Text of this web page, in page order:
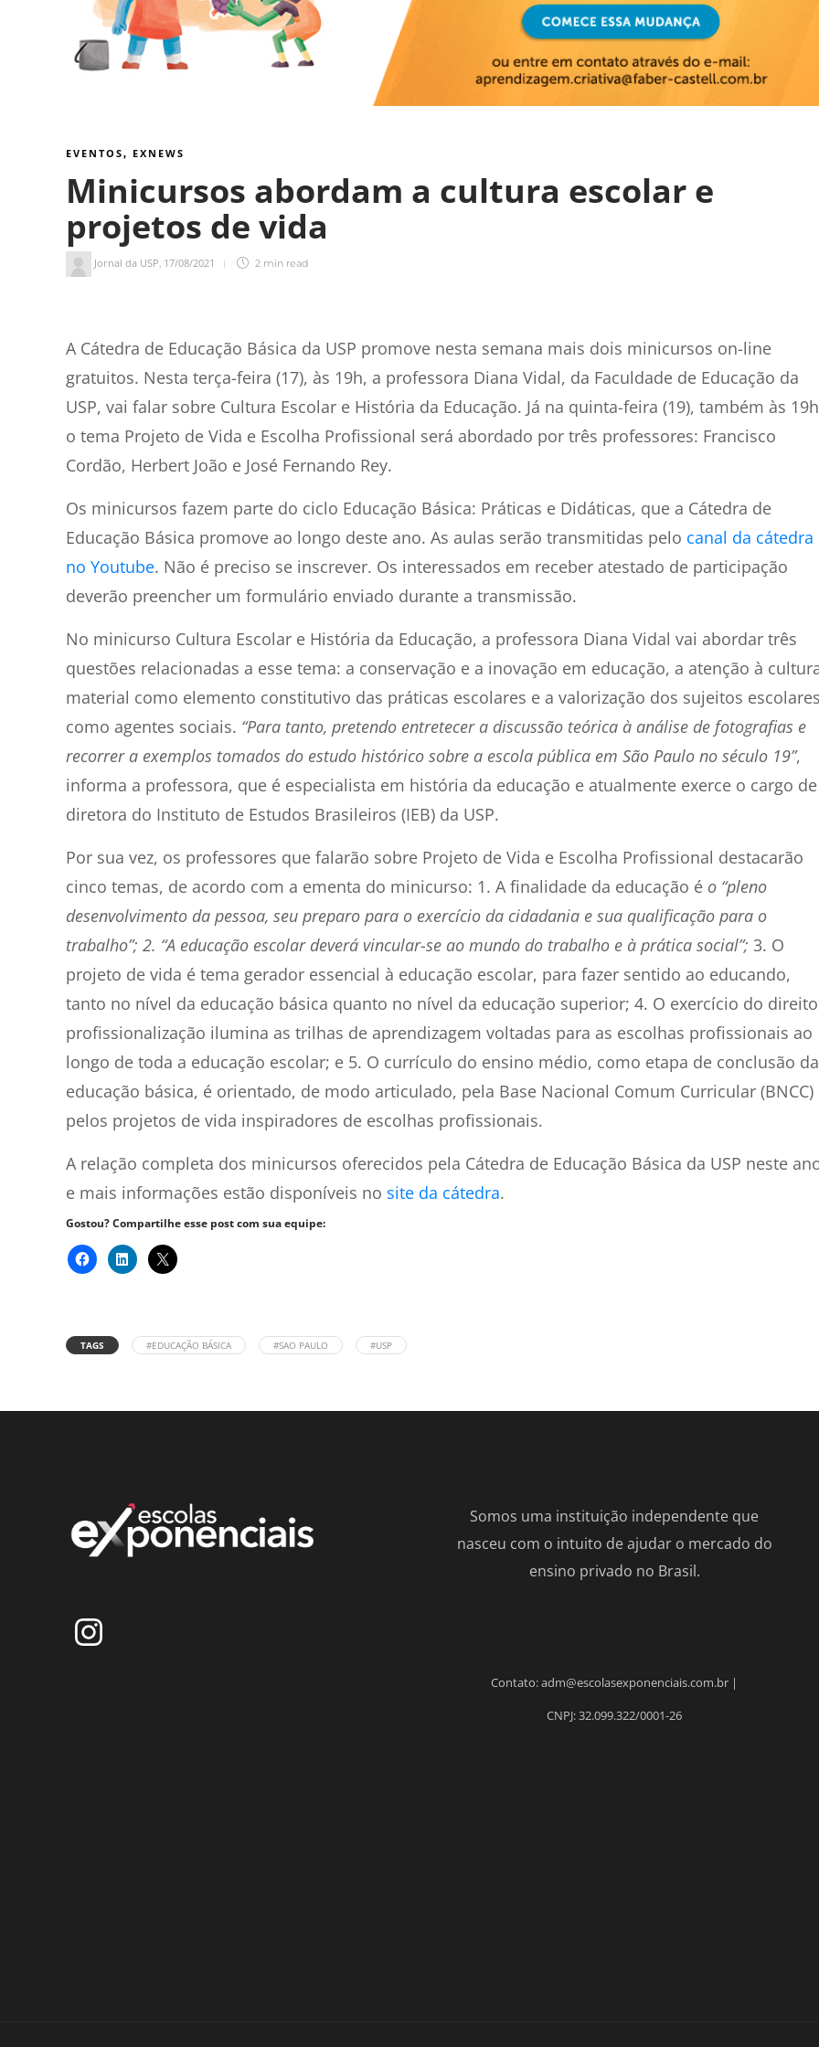
EVENTOS, EXNEWS
Minicursos abordam a cultura escolar e
projetos de vida
Jornal da USP 17/08/2021 2 min read
A Cátedra de Educação Básica da USP promove nesta semana mais dois minicursos on-line
gratuitos. Nesta terça-feira (17), às 19h, a professora Diana Vidal, da Faculdade de Educação da
USP, vai falar sobre Cultura Escolar e História da Educação. Já na quinta-feira (19), também às
o tema Projeto de Vida e Escolha Profissional será abordado por três professores: Francisco
Cordão, Herbert João e José Fernando Rey.
Os minicursos fazem parte do ciclo Educação Básica: Práticas e Didáticas, que a Cátedra de
Educação Básica promove ao longo deste ano. As aulas serão transmitidas pelo canal da cátedra
no Youtube. Não é preciso se inscrever. Os interessados em receber atestado de participação
deverão preencher um formulário enviado durante a transmissão.
No minicurso Cultura Escolar e História da Educação, a professora Diana Vidal vai abordar três
questões relacionadas a esse tema: a conservação e a inovação em educação, a atenção à
material como elemento constitutivo das práticas escolares e a valorização dos sujeitos escolares
como agentes sociais. “Para tanto, pretendo entretecer a discussão teórica à análise de fotografias e
recorrer a exemplos tomados do estudo histórico sobre a escola pública em São Paulo no século 19”,
informa a professora, que é especialista em história da educação e atualmente exerce o cargo de
diretora do Instituto de Estudos Brasileiros (IEB) da USP.
Por sua vez, os professores que falarão sobre Projeto de Vida e Escolha Profissional destacarão
cinco temas, de acordo com a ementa do minicurso: 1. A finalidade da educação é o “pleno
desenvolvimento da pessoa, seu preparo para o exercício da cidadania e sua qualificação para o
trabalho”; 2. “A educação escolar deverá vincular-se ao mundo do trabalho e à prática social”; 3. O
projeto de vida é tema gerador essencial à educação escolar, para fazer sentido ao educando,
tanto no nível da educação básica quanto no nível da educação superior; 4. O exercício do
profissionalização ilumina as trilhas de aprendizagem voltadas para as escolhas profissionais ao
longo de toda a educação escolar; e 5. O currículo do ensino médio, como etapa de conclusão da
educação básica, é orientado, de modo articulado, pela Base Nacional Comum Curricular (BNCC)
pelos projetos de vida inspiradores de escolhas profissionais.
A relação completa dos minicursos oferecidos pela Cátedra de Educação Básica da USP neste
e mais informações estão disponíveis no site da cátedra.
Gostou? Compartilhe esse post com sua equipe:
TAGS #EDUCAÇÃO BÁSICA #SAO PAULO #USP
Somos uma instituição independente que
nasceu com o intuito de ajudar o mercado do
ensino privado no Brasil.
Contato: adm@escolasexponenciais.com.br |
CNPJ: 32.099.322/0001-26